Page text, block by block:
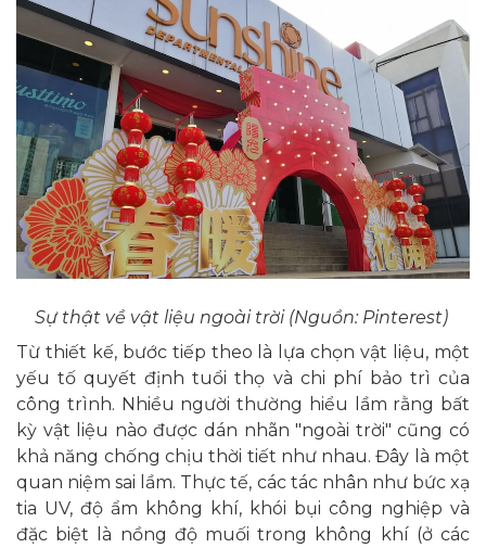
Sự thật về vật liệu ngoài trời (Nguồn: Pinterest)
Từ thiết kế, bước tiếp theo là lựa chọn vật liệu, một
yếu tố quyết định tuổi thọ và chi phí bảo trì của
công trình. Nhiều người thường hiểu lầm rằng bất
kỳ vật liệu nào được dán nhãn "ngoài trời" cũng có
khả năng chống chịu thời tiết như nhau. Đây là một
quan niệm sai lầm. Thực tế, các tác nhân như bức xạ
tia UV, độ ẩm không khí, khói bụi công nghiệp và
đặc biệt là nồng độ muối trong không khí (ở các